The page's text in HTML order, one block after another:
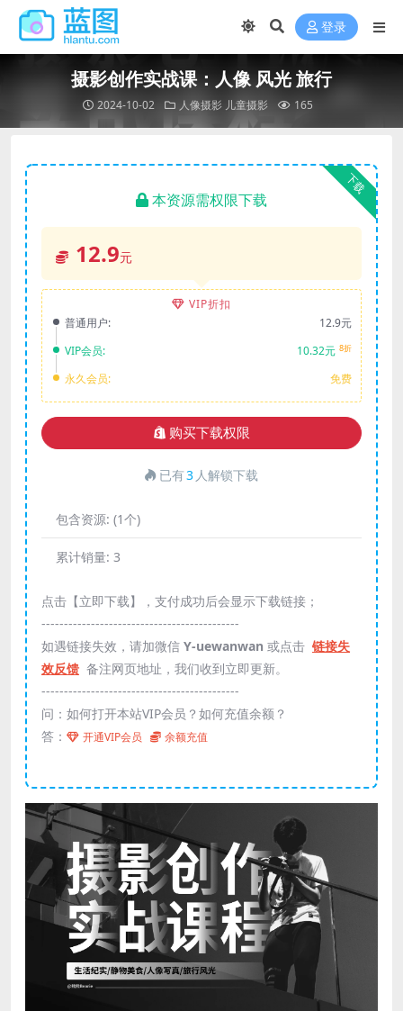
登录
摄影创作实战课：人像 风光 旅行
2024-10-02 人像摄影 儿童摄影 165
下载
本资源需权限下载
12.9元
VIP折扣
普通用户:
12.9元
VIP会员:
10.32元 8折
永久会员: 免费
购买下载权限
已有3 人解锁下载
包含资源: (1个)
累计销量: 3
点击【立即下载】，支付成功后会显示下载链接；
--------------------------------------------
如遇链接失效，请加微信 Y-uewanwan 或点击 链接失
效反馈 备注网页地址，我们收到立即更新。
--------------------------------------------
问：如何打开本站VIP会员？如何充值余额？
答：
开通VIP会员 余额充值